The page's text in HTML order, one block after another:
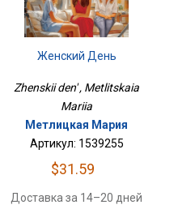
Женский День
Zhenskii den' , Metlitskaia
Mariia
Метлицкая Мария
Артикул: 1539255
$31.59
Доставка за 14–20 дней